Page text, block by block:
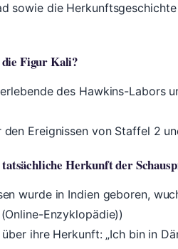
sowie die
Figur Kali?
des Hawkins-Labors
den Ereignissen von Staffel 2
Herkunft der
wurde in Indien geboren,
Enzyklopädie))
ihre Herkunft: „Ich bin in